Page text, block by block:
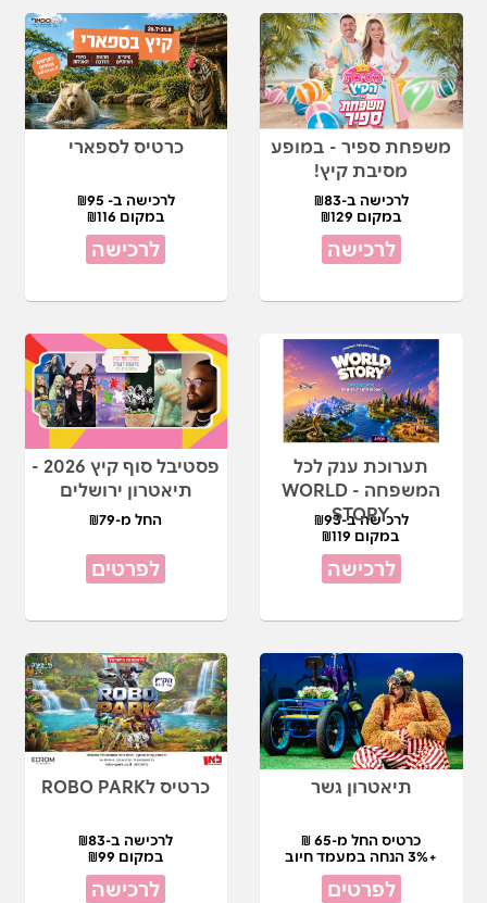
משפחת ספיר - במופע
מסיבת קיץ!
לרכישה ב-₪83
במקום ₪129
לרכישה
כרטיס לספארי
לרכישה ב- ₪95
במקום ₪116
לרכישה
תערוכת ענק לכל
המשפחה - WORLD
STORY
לרכישה ב-₪93
במקום ₪119
לרכישה
פסטיבל סוף קיץ 2026 -
תיאטרון ירושלים
החל מ-₪79
לפרטים
תיאטרון גשר
כרטיס החל מ-65 ₪
+3% הנחה במעמד חיוב
לפרטים
כרטיס לROBO PARK
לרכישה ב-₪83
במקום ₪99
לרכישה